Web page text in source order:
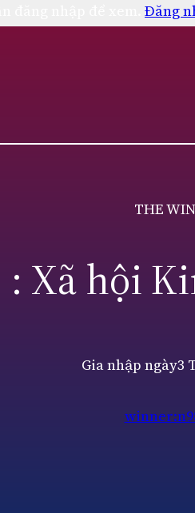
Đăng
THE
: Xã hội
Gia nhập ngày3